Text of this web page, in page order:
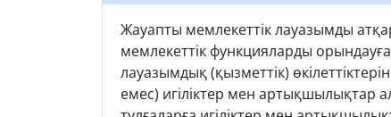
Жауапты мемлекеттік лауазымды
мемлекеттік функцияларды
лауазымдық (қызметтік)
емес) игіліктер мен артықшылықтар